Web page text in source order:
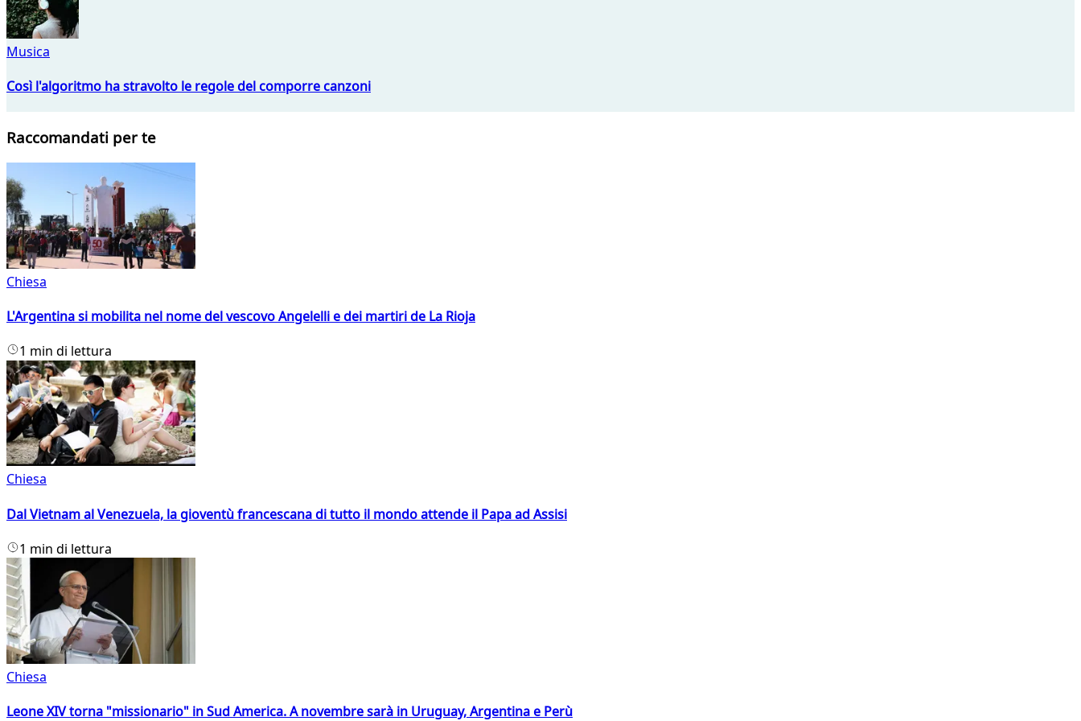
Musica
Così l'algoritmo ha stravolto le regole del comporre canzoni
Raccomandati per te
Chiesa
L'Argentina si mobilita nel nome del vescovo Angelelli e dei martiri de La Rioja
1 min di lettura
Chiesa
Dal Vietnam al Venezuela, la gioventù francescana di tutto il mondo attende il Papa ad Assisi
1 min di lettura
Chiesa
Leone XIV torna "missionario" in Sud America. A novembre sarà in Uruguay, Argentina e Perù